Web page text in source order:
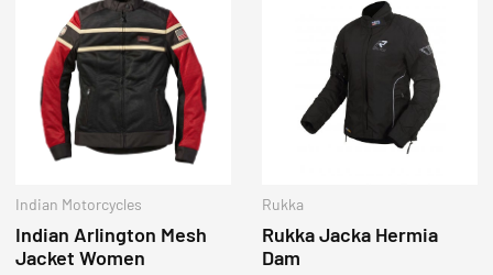
Indian Motorcycles
Indian Arlington Mesh
Jacket Women
Rukka
Rukka Jacka Hermia
Dam